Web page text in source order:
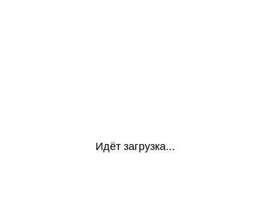
Идёт загрузка...